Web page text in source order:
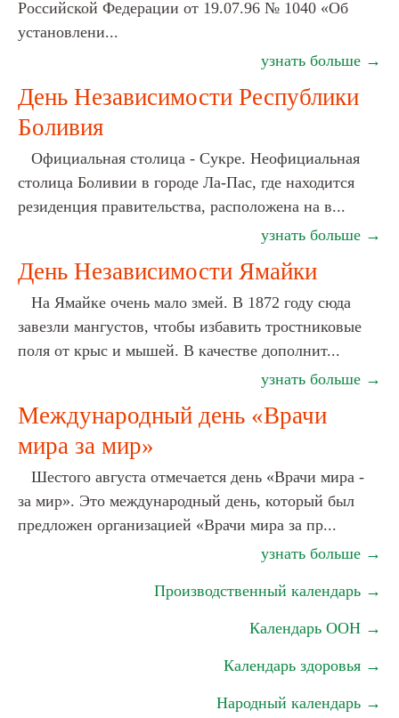
Российской Федерации от 19.07.96 № 1040 «Об
установлени...
узнать больше →
День Независимости Республики
Боливия
Официальная столица - Сукре. Неофициальная
столица Боливии в городе Ла-Пас, где находится
резиденция правительства, расположена на в...
узнать больше →
День Независимости Ямайки
На Ямайке очень мало змей. В 1872 году сюда
завезли мангустов, чтобы избавить тростниковые
поля от крыс и мышей. В качестве дополнит...
узнать больше →
Международный день «Врачи
мира за мир»
Шестого августа отмечается день «Врачи мира -
за мир». Это международный день, который был
предложен организацией «Врачи мира за пр...
узнать больше →
Производственный календарь →
Календарь ООН →
Календарь здоровья →
Народный календарь →